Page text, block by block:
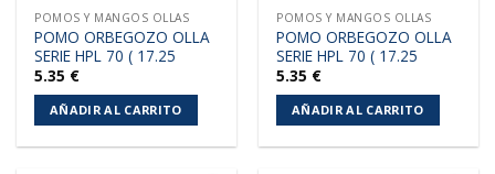
POMOS Y MANGOS OLLAS
POMO ORBEGOZO OLLA
SERIE HPL 70 ( 17.25
5.35 €
AÑADIR AL CARRITO
POMOS Y MANGOS OLLAS
POMO ORBEGOZO OLLA
SERIE HPL 70 ( 17.25
5.35 €
AÑADIR AL CARRITO